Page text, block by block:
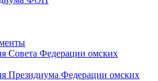
Совета Федерации омских
Президиума Федерации омских